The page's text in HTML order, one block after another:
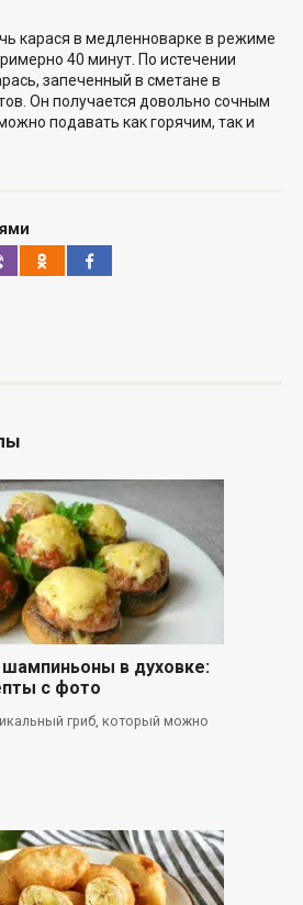
карася в медленноварке в режиме
40 минут. По истечении
запеченный в сметане в
Он получается довольно сочным
подавать как горячим, так и
в духовке:
с фото
гриб, который можно